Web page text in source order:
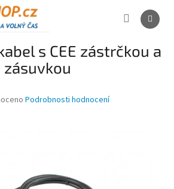
s CEE zástrčkou a
zásuvkou
Podrobnosti hodnocení